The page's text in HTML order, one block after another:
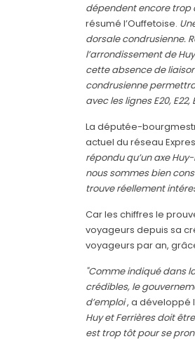
dépendent encore trop
résumé l’Ouffetoise.
dorsale condrusienne.
l’arrondissement de
cette absence de
condrusienne
avec les lignes E20,
La députée-
actuel du réseau
répondu qu’un axe
nous sommes bien
trouve réellement
Car les chiffres le
voyageurs depuis sa
voyageurs par an,
"Comme indiqué dans
crédibles, le
d’emploi, a développé
Huy et Ferrières doit
est trop tôt pour se